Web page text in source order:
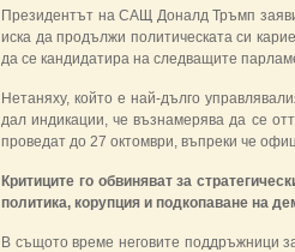
Президентът на САЩ Доналд Тръмп
иска да продължи политическата си
да се кандидатира на следващите
Нетаняху, който е най-дълго
дал индикации, че възнамерява да се
проведат до 27 октомври, въпреки че
Критиците го обвиняват за
политика, корупция и подкопаване на
В същото време неговите поддръжници